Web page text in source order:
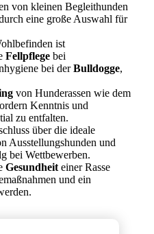
von kleinen Begleithunden
eine große Auswahl für
ist
Fellpflege bei
bei derBulldogge,
von Hunderassen wie dem
Kenntnis und
zu entfalten.
über die ideale
Ausstellungshunden und
bei Wettbewerben.
Gesundheiteiner Rasse
und ein